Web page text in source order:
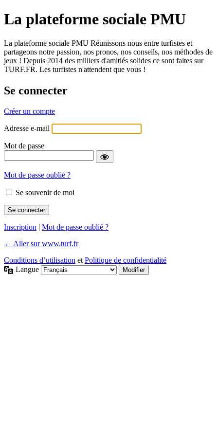
La plateforme sociale PMU
La plateforme sociale PMU Réunissons nous entre turfistes et
partageons notre passion, nos pronos, nos conseils, nos méthodes de
jeux ! Depuis 2014 des milliers d'amitiés solides ce sont faites sur
TURF.FR. Les turfistes n'attendent que vous !
Se connecter
Créer un compte
Adresse e-mail
Mot de passe
Mot de passe oublié ?
Se souvenir de moi
Inscription | Mot de passe oublié ?
← Aller sur www.turf.fr
Conditions d’utilisation et Politique de confidentialité
Langue